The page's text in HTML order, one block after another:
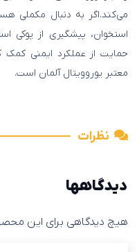
می‌کند.اگر به دنبال مکملی
استخوان، پیشگیری از پوکی
حمایت از عملکرد ایمنی کمک
معتبر یوروویتال آلمان است.
نظرات
دیدگاهها
هیچ دیدگاهی برای این